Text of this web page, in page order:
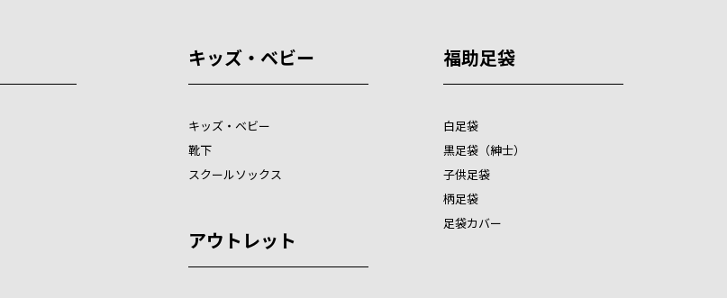
キッズ・ベビー
キッズ・ベビー
靴下
スクールソックス
アウトレット
福助足袋
白足袋
黒足袋（紳士）
子供足袋
柄足袋
足袋カバー